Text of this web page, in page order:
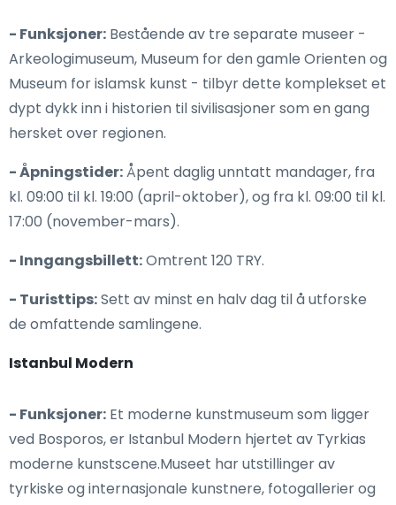
- Funksjoner: Bestående av tre separate museer -
Arkeologimuseum, Museum for den gamle Orienten og
Museum for islamsk kunst - tilbyr dette komplekset et
dypt dykk inn i historien til sivilisasjoner som en gang
hersket over regionen.
- Åpningstider:Åpent daglig unntatt mandager, fra
kl. 09:00 til kl. 19:00 (april-oktober), og fra kl. 09:00 til kl.
17:00 (november-mars).
- Inngangsbillett:Omtrent 120 TRY.
- Turisttips:Sett av minst en halv dag til å utforske
de omfattende samlingene.
Istanbul Modern
- Funksjoner: Et moderne kunstmuseum som ligger
ved Bosporos, er Istanbul Modern hjertet av Tyrkias
moderne kunstscene.Museet har utstillinger av
tyrkiske og internasjonale kunstnere, fotogallerier og